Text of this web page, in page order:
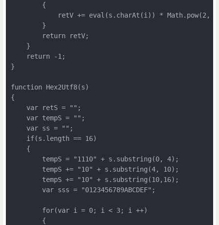
        {
retV += eval(s.charAt(i)) * Math.pow(2,
        }
        return retV;
    }
    return -1;
}
function Hex2Utf8(s)
{
    var retS = "";
    var tempS = "";
    var ss = "";
    if(s.length == 16)
    {
        tempS = "1110" + s.substring(0, 4);
        tempS += "10" + s.substring(4, 10);
        tempS += "10" + s.substring(10,16);
        var sss = "0123456789ABCDEF";
        for(var i = 0; i < 3; i ++)
        {